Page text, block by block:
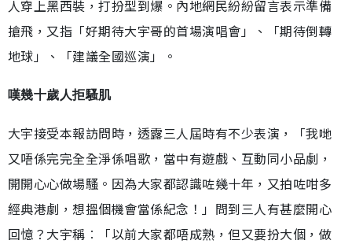
人穿上黑西裝，打扮型到爆。內地網民紛紛留言表示準備
搶飛，又指「好期待大宇哥的首場演唱會」、「期待倒轉
地球」、「建議全國巡演」。
嘆幾十歲人拒騷肌
大宇接受本報訪問時，透露三人屆時有不少表演，「我哋
又唔係完完全全淨係唱歌，當中有遊戲、互動同小品劇，
開開心心做場騷。因為大家都認識咗幾十年，又拍咗咁多
經典港劇，想搵個機會當係紀念！」問到三人有甚麼開心
回憶？大宇稱︰「以前大家都唔成熟，但又要扮大個，做